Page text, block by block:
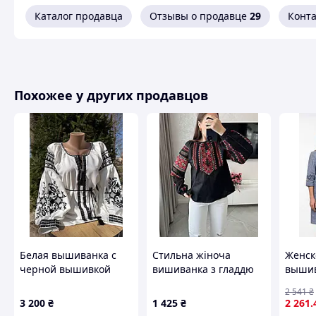
Неповторна дизайнерська вишиванка з
неповторності. Рукав реглан. Горловина
стягується (регулюється) за допомогою
кутасиків. Рукав широкий, без манжету.
Можна стягнути за допомогою кутасиків.
Талія підкреслена текстильним пояском.
Рекомендації по догляду:ручне прання
до 30 градусів та прасування у вологому
стані.
Справжня
українська вишиванкаповинна бути у
кожної жінки. Це підкреслить її красу та
стане для неї справжнім оберегом.
Каталог продавца Отзывы о продавце 29
Похожее у других продавцов
Белая вышиванка с
черной вышивкой
рукава и украшена
традиционным
3 200 ₴
Стильна жіноча
вишиванка з гладдю
1 425 ₴
Look
2 261
2 541₴